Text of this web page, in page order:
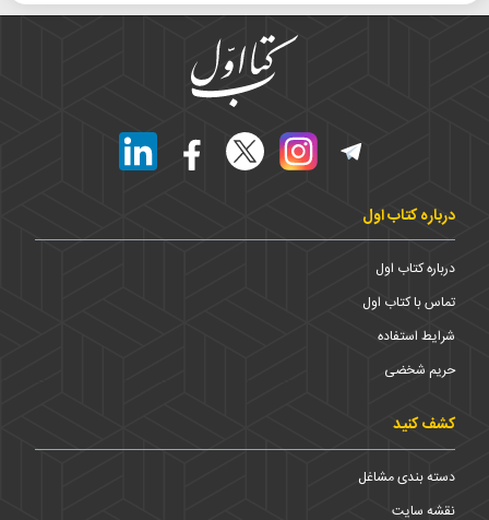
درباره کتاب اول
درباره کتاب اول
تماس با کتاب اول
شرایط استفاده
حریم شخضی
کشف کنید
دسته بندی مشاغل
نقشه سایت